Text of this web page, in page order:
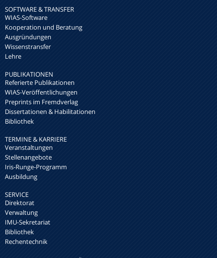
SOFTWARE & TRANSFER
WIAS-Software
Kooperation und Beratung
Ausgründungen
Wissenstransfer
Lehre
PUBLIKATIONEN
Referierte Publikationen
WIAS-Veröffentlichungen
Preprints im Fremdverlag
Dissertationen & Habilitationen
Bibliothek
TERMINE & KARRIERE
Veranstaltungen
Stellenangebote
Iris-Runge-Programm
Ausbildung
SERVICE
Direktorat
Verwaltung
IMU-Sekretariat
Bibliothek
Rechentechnik